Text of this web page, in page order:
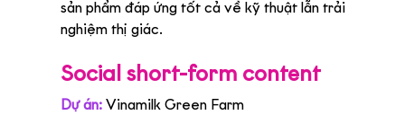
sản phẩm đáp ứng tốt cả về kỹ thuật lẫn trải
nghiệm thị giác.
Social short-form content
Dự án: Vinamilk Green Farm